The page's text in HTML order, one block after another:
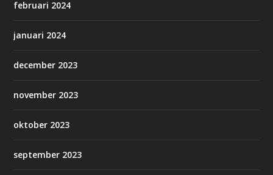
februari 2024
januari 2024
december 2023
november 2023
oktober 2023
september 2023